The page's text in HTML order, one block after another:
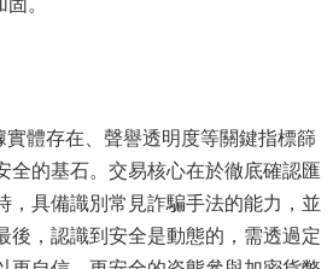
體存在、聲譽透明度等關鍵指標篩
的基石。交易核心在於徹底確認匯
具備識別常見詐騙手法的能力，並
，認識到安全是動態的，需透過定